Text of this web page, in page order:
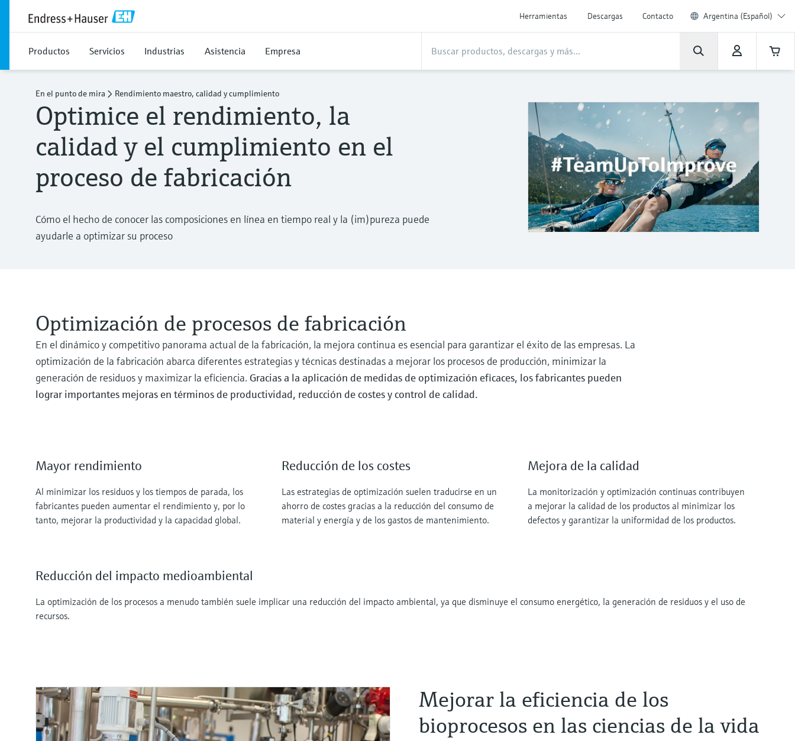
Herramientas Descargas Contacto Argentina (Español)
Productos Servicios Industrias Asistencia Empresa
En el punto de mira Rendimiento maestro, calidad y cumplimiento
Optimice el rendimiento, la
calidad y el cumplimiento en el
proceso de fabricación
Cómo el hecho de conocer las composiciones en línea en tiempo real y la (im)pureza puede
ayudarle a optimizar su proceso
Optimización de procesos de fabricación
En el dinámico y competitivo panorama actual de la fabricación, la mejora continua es esencial para garantizar el éxito de las empresas. La
optimización de la fabricación abarca diferentes estrategias y técnicas destinadas a mejorar los procesos de producción, minimizar la
generación de residuos y maximizar la eficiencia. Gracias a la aplicación de medidas de optimización eficaces, los fabricantes pueden
lograr importantes mejoras en términos de productividad, reducción de costes y control de calidad.
Mayor rendimiento
Al minimizar los residuos y los tiempos de parada, los
fabricantes pueden aumentar el rendimiento y, por lo
tanto, mejorar la productividad y la capacidad global.
Reducción de los costes
Las estrategias de optimización suelen traducirse en un
ahorro de costes gracias a la reducción del consumo de
material y energía y de los gastos de mantenimiento.
Mejora de la calidad
La monitorización y optimización continuas contribuyen
a mejorar la calidad de los productos al minimizar los
defectos y garantizar la uniformidad de los productos.
Reducción del impacto medioambiental
La optimización de los procesos a menudo también suele implicar una reducción del impacto ambiental, ya que disminuye el consumo energético, la generación de residuos y el uso de
recursos.
Mejorar la eficiencia de los
bioprocesos en las ciencias de la vida